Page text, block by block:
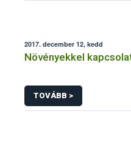
2017. december 12, kedd
Növényekkel
TOVÁBB >